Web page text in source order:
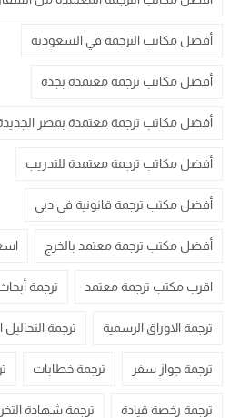
أفضل مكاتب الترجمة في السعودية
أفضل مكاتب ترجمة معتمدة بجدة
أفضل مكاتب ترجمة معتمدة بمصر
أفضل مكاتب ترجمة معتمدة للتدريب
أفضل مكتب ترجمة قانونية في دبي
أفضل مكتب ترجمة معتمد بالخرج
اقرب مكتب ترجمة معتمد ترجمة
ترجمة الاوراق الرسمية ترجمة التحاليل
ترجمة جواز سفر ترجمة خطابات
ترجمة رخصة قيادة ترجمة شهادة